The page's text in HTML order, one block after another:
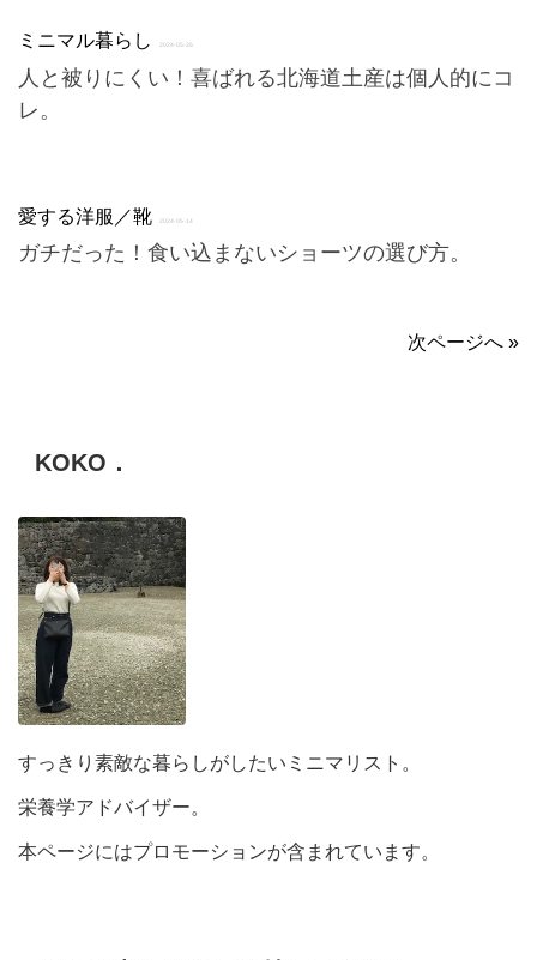
ミニマル暮らし 2024-05-26
人と被りにくい！喜ばれる北海道土産は個人的にコ
レ。
愛する洋服／靴 2024-05-14
ガチだった！食い込まないショーツの選び方。
次ページへ »
KOKO．
すっきり素敵な暮らしがしたいミニマリスト。
栄養学アドバイザー。
本ページにはプロモーションが含まれています。